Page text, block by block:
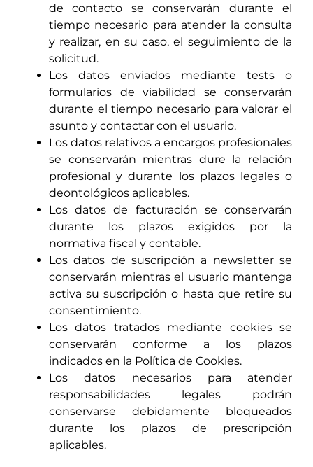
de contacto se conservarán durante el
tiempo necesario para atender la consulta
y realizar, en su caso, el seguimiento de la
solicitud.
Los datos enviados mediante tests o
formularios de viabilidad se conservarán
durante el tiempo necesario para valorar el
asunto y contactar con el usuario.
Los datos relativos a encargos profesionales
se conservarán mientras dure la relación
profesional y durante los plazos legales o
deontológicos aplicables.
Los datos de facturación se conservarán
durante los plazos exigidos por la
normativa fiscal y contable.
Los datos de suscripción a newsletter se
conservarán mientras el usuario mantenga
activa su suscripción o hasta que retire su
consentimiento.
Los datos tratados mediante cookies se
conservarán conforme a los plazos
indicados en la Política de Cookies.
Los datos necesarios para atender
responsabilidades legales podrán
conservarse debidamente bloqueados
durante los plazos de prescripción
aplicables.